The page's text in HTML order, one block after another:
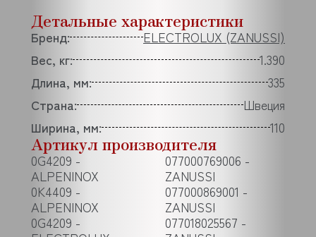
Детальные характеристики
Бренд:
ELECTROLUX (ZANUSSI)
Вес, кг:
1.390
Длина, мм:
335
Страна:
Швеция
Ширина, мм:
110
Артикул производителя
0G4209 -
ALPENINOX
0K4409 -
ALPENINOX
0G4209 -
077000769006 -
ZANUSSI
077000869001 -
ZANUSSI
077018025567 -